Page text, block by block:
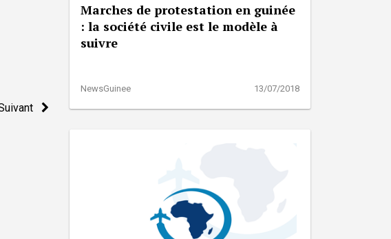
Marches de protestation en guinée
: la société civile est le modèle à
suivre
NewsGuinee 13/07/2018